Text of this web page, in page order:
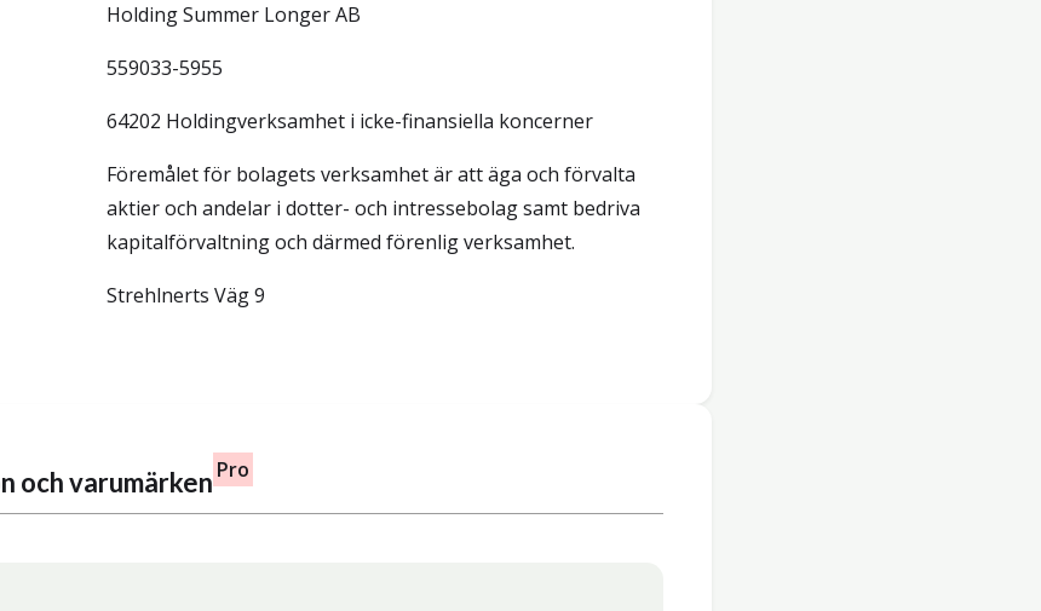
Holding Summer Longer AB
559033-5955
64202 Holdingverksamhet i icke-finansiella koncerner
Föremålet för bolagets verksamhet är att äga och förvalta
aktier och andelar i dotter- och intressebolag samt bedriva
kapitalförvaltning och därmed förenlig verksamhet.
Strehlnerts Väg 9
och varumärken Pro